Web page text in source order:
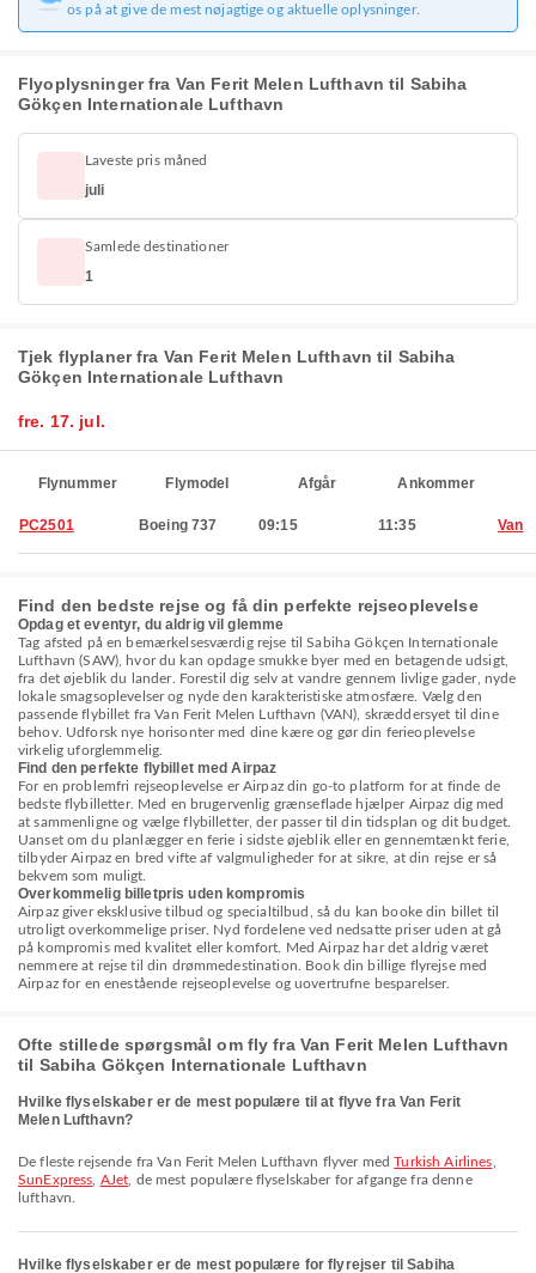
os på at give de mest nøjagtige og aktuelle oplysninger.
Flyoplysninger fra Van Ferit Melen Lufthavn til Sabiha
Gökçen Internationale Lufthavn
Laveste pris måned
juli
Samlede destinationer
1
Tjek flyplaner fra Van Ferit Melen Lufthavn til Sabiha
Gökçen Internationale Lufthavn
fre. 17. jul.
Flynummer Flymodel Afgår Ankommer
PC2501 Boeing 737 09:15 11:35 Van
Find den bedste rejse og få din perfekte rejseoplevelse
Opdag et eventyr, du aldrig vil glemme
Tag afsted på en bemærkelsesværdig rejse til Sabiha Gökçen Internationale
Lufthavn (SAW), hvor du kan opdage smukke byer med en betagende udsigt,
fra det øjeblik du lander. Forestil dig selv at vandre gennem livlige gader, nyde
lokale smagsoplevelser og nyde den karakteristiske atmosfære. Vælg den
passende flybillet fra Van Ferit Melen Lufthavn (VAN), skræddersyet til dine
behov. Udforsk nye horisonter med dine kære og gør din ferieoplevelse
virkelig uforglemmelig.
Find den perfekte flybillet med Airpaz
For en problemfri rejseoplevelse er Airpaz din go-to platform for at finde de
bedste flybilletter. Med en brugervenlig grænseflade hjælper Airpaz dig med
at sammenligne og vælge flybilletter, der passer til din tidsplan og dit budget.
Uanset om du planlægger en ferie i sidste øjeblik eller en gennemtænkt ferie,
tilbyder Airpaz en bred vifte af valgmuligheder for at sikre, at din rejse er så
bekvem som muligt.
Overkommelig billetpris uden kompromis
Airpaz giver eksklusive tilbud og specialtilbud, så du kan booke din billet til
utroligt overkommelige priser. Nyd fordelene ved nedsatte priser uden at gå
på kompromis med kvalitet eller komfort. Med Airpaz har det aldrig været
nemmere at rejse til din drømmedestination. Book din billige flyrejse med
Airpaz for en enestående rejseoplevelse og uovertrufne besparelser.
Ofte stillede spørgsmål om fly fra Van Ferit Melen Lufthavn
til Sabiha Gökçen Internationale Lufthavn
Hvilke flyselskaber er de mest populære til at flyve fra Van Ferit
Melen Lufthavn?
De fleste rejsende fra Van Ferit Melen Lufthavn flyver medTurkish Airlines
SunExpress AJet , de mest populære flyselskaber for afgange fra denne
lufthavn.
Hvilke flyselskaber er de mest populære for flyrejser til Sabiha